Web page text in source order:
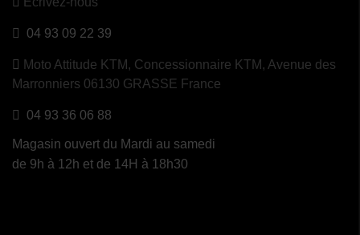
04 93 09 22 39
Moto Attitude KTM, Concessionnaire KTM, Avenue des
Marronniers 06130 GRASSE France
04 93 36 06 88
Magasin ouvert du Mardi au samedi
de 9h à 12h et de 14H à 18h30